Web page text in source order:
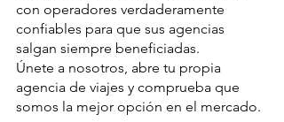
con operadores verdaderamente
confiables para que sus agencias
salgan siempre beneficiadas.
Únete a nosotros, abre tu propia
agencia de viajes y comprueba que
somos la mejor opción en el mercado.